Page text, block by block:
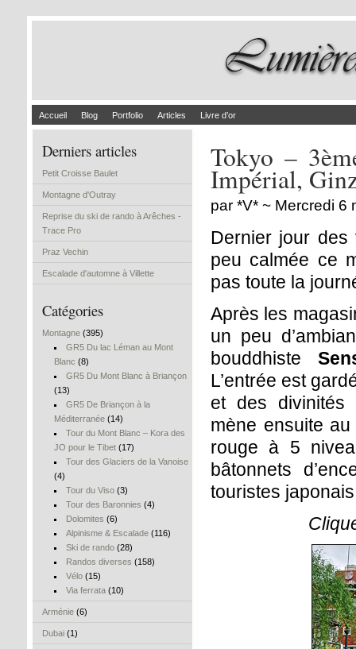
Accueil Blog Portfolio Articles Livre d’or
Derniers articles
Petit Croisse Baulet
Montagne d'Outray
Reprise du ski de rando à Arêches -
Trace Pro
Praz Vechin
Escalade d'automne à Villette
Catégories
Montagne (395)
GR5 Du lac Léman au Mont
Blanc (8)
GR5 Du Mont Blanc à Briançon
(13)
GR5 De Briançon à la
Méditerranée (14)
Tour du Mont Blanc – Kora des
JO pour le Tibet (17)
Tour des Glaciers de la Vanoise
(4)
Tour du Viso(3)
Tour des Baronnies (4)
Dolomites (6)
Alpinisme & Escalade(116)
Ski de rando(28)
Randos diverses (158)
Vélo(15)
Via ferrata(10)
Arménie (6)
Dubai (1)
Tokyo –
Impérial,
par *V* ~ Mercredi
Dernier jour des
peu calmée ce
pas toute la
Après les
un peu
bouddhiste
L’entrée est
et des divinités
mène ensuite
rouge à 5
bâtonnets
touristes